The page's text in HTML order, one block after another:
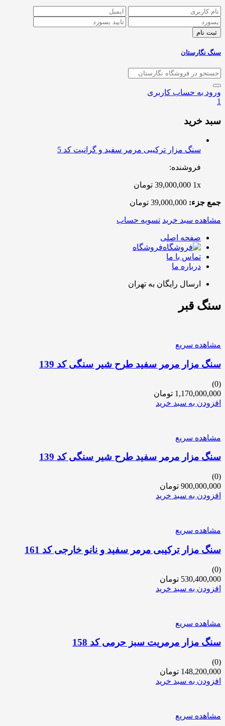
سنگ نگارستان
ورود به حساب کاربری
1
سبد خرید
سنگ مزار ترکیبی مرمر سفید و گرانیت کد 5
فروشنده:
1x
39,000,000 تومان
جمع جزء: 39,000,000 تومان
مشاهده سبد خرید تسویه حساب
صفحه اصلی
فروشگاه
تماس با ما
درباره ما
ارسال رایگان به تهران
سنگ قبر
مشاهده سریع
سنگ مزار مرمر سفید طرح شیر سنگی کد 139
(0)
1,170,000,000 تومان
افزودن به سبد خرید
مشاهده سریع
سنگ مزار مرمر سفید طرح شیر سنگی کد 139
(0)
900,000,000 تومان
افزودن به سبد خرید
مشاهده سریع
سنگ مزار ترکیبی مرمر سفید و نانو خارجی کد 161
(0)
530,400,000 تومان
افزودن به سبد خرید
مشاهده سریع
سنگ مزار مرمریت سبز حرمی کد 158
(0)
148,200,000 تومان
افزودن به سبد خرید
مشاهده سریع